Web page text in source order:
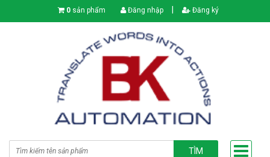
0 sản phẩm Đăng nhập Đăng ký
TÌM